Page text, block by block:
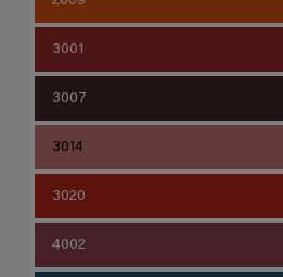
3001
3007
3014
3020
4002